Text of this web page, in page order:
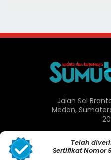
Jalan Sei
Medan,
Telah
Sertifikat Nomor